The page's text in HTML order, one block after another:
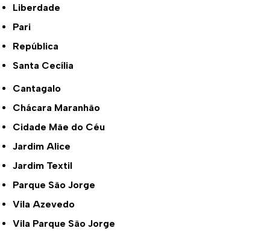
Liberdade
Pari
República
Santa Cecília
Cantagalo
Chácara Maranhão
Cidade Mãe do Céu
Jardim Alice
Jardim Textil
Parque São Jorge
Vila Azevedo
Vila Parque São Jorge